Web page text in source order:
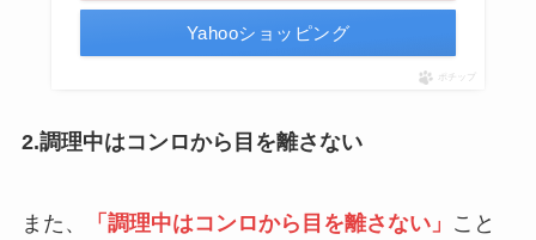
Yahooショッピング
ポチップ
2.調理中はコンロから目を離さない
また、 「調理中はコンロから目を離さない」 こと